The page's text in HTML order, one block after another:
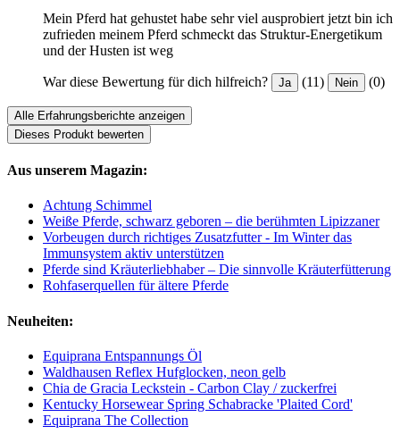
Mein Pferd hat gehustet habe sehr viel ausprobiert jetzt bin ich
zufrieden meinem Pferd schmeckt das Struktur-Energetikum
und der Husten ist weg
War diese Bewertung für dich hilfreich? Ja (11) Nein (0)
Alle Erfahrungsberichte anzeigen
Dieses Produkt bewerten
Aus unserem Magazin:
Achtung Schimmel
Weiße Pferde, schwarz geboren – die berühmten Lipizzaner
Vorbeugen durch richtiges Zusatzfutter - Im Winter das
Immunsystem aktiv unterstützen
Pferde sind Kräuterliebhaber – Die sinnvolle Kräuterfütterung
Rohfaserquellen für ältere Pferde
Neuheiten:
Equiprana Entspannungs Öl
Waldhausen Reflex Hufglocken, neon gelb
Chia de Gracia Leckstein - Carbon Clay / zuckerfrei
Kentucky Horsewear Spring Schabracke 'Plaited Cord'
Equiprana The Collection